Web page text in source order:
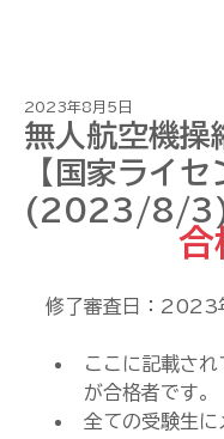
無人航空機操
【国家ライ
(2023/8/
2023年8月5日
合
修了審査日：2023
ここに記載され
が合格者です。
全ての受験生に